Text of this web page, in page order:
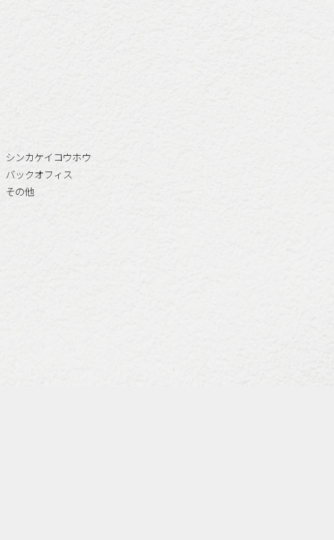
シンカケイコウホウ
バックオフィス
その他